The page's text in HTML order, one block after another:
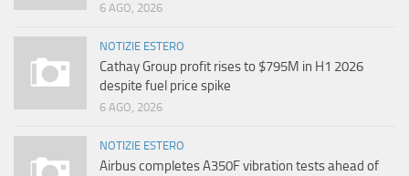
6 AGO, 2026
NOTIZIE ESTERO
Cathay Group profit rises to $795M in H1 2026
despite fuel price spike
6 AGO, 2026
NOTIZIE ESTERO
Airbus completes A350F vibration tests ahead of